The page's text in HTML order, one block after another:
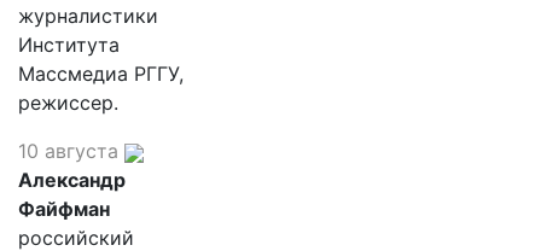
журналистики
Института
Массмедиа РГГУ,
режиссер.
10 августа
Александр
Файфман
российский